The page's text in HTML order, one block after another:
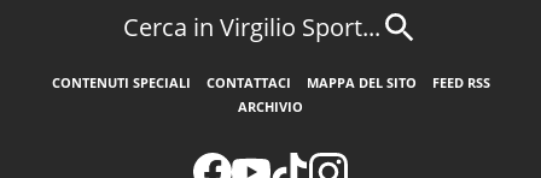
Cerca in Virgilio Sport...
CONTENUTI SPECIALI CONTATTACI MAPPA DEL SITO
FEED RSS
ARCHIVIO